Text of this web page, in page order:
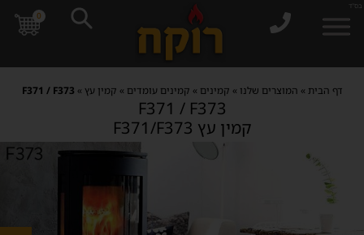
בס"ד
0
דף הבית » המוצרים שלנו » קמינים » קמינים עומדים » קמין עץ »
F371 / F373
F371 / F373
קמין עץ F371/F373